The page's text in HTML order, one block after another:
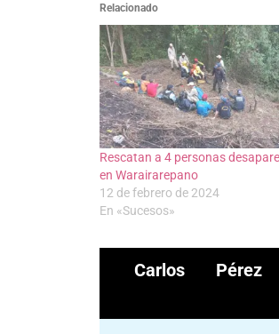
Relacionado
Rescatan a 4 personas
en Warairarepano
12 de febrero de 2024
En «Sucesos»
Carlos Pérez